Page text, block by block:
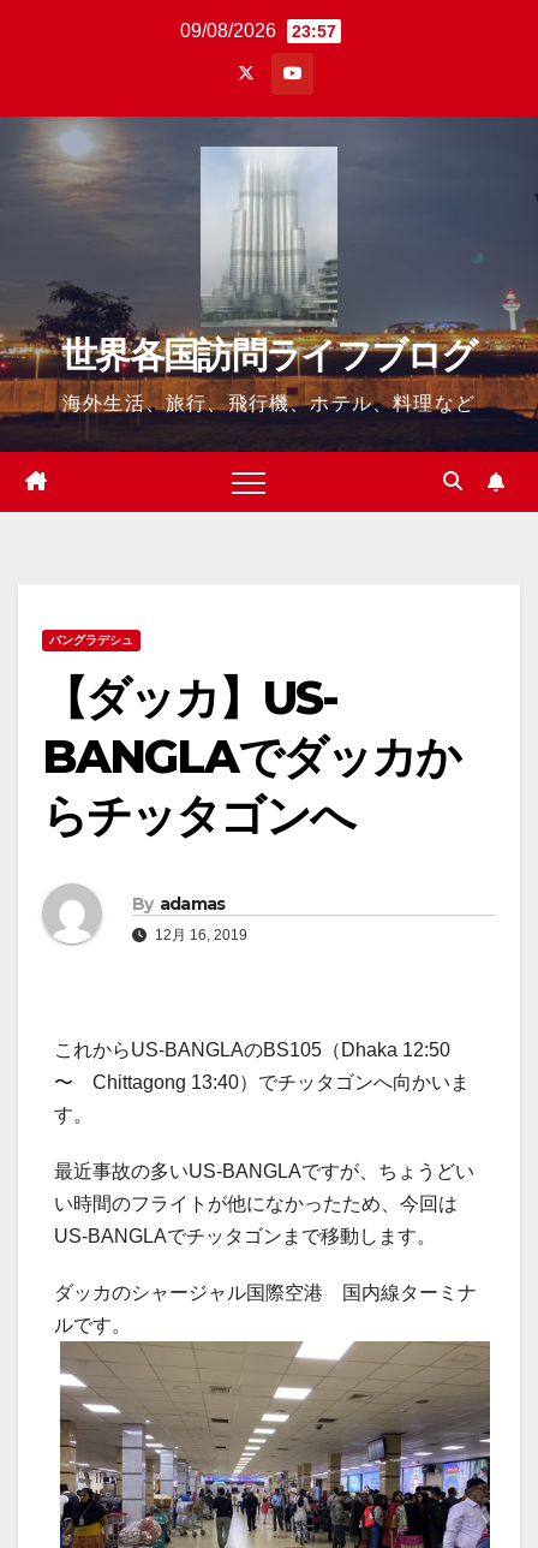
09/08/2026 23:57
世界各国訪問ライフブログ
海外生活、旅行、飛行機、ホテル、料理など
バングラデシュ
【ダッカ】US-
BANGLAでダッカか
らチッタゴンへ
By adamas
12月 16, 2019
これからUS-BANGLAのBS105（Dhaka 12:50
〜 Chittagong 13:40）でチッタゴンへ向かいま
す。
最近事故の多いUS-BANGLAですが、ちょうどい
い時間のフライトが他になかったため、今回は
US-BANGLAでチッタゴンまで移動します。
ダッカのシャージャル国際空港 国内線ターミナ
ルです。